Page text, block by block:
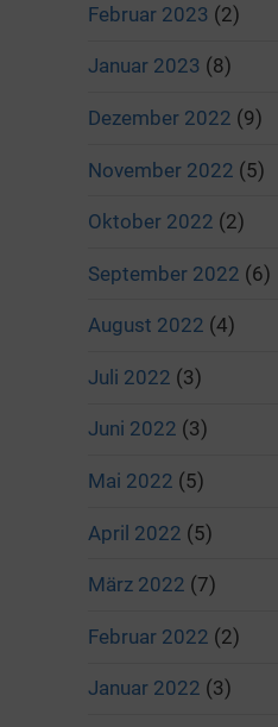
Februar 2023 (2)
Januar 2023 (8)
Dezember 2022 (9)
November 2022 (5)
Oktober 2022 (2)
September 2022 (6)
August 2022 (4)
Juli 2022 (3)
Juni 2022 (3)
Mai 2022 (5)
April 2022 (5)
März 2022 (7)
Februar 2022 (2)
Januar 2022 (3)